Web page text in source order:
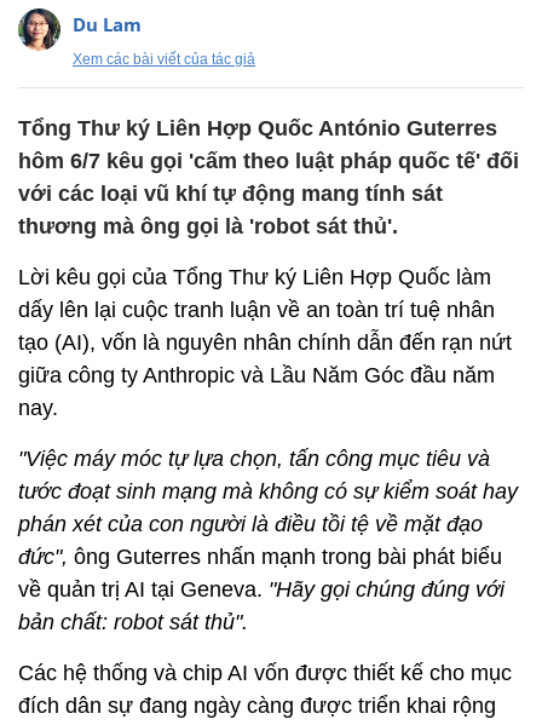
Du Lam
Xem các bài viết của tác giả
Tổng Thư ký Liên Hợp Quốc António Guterres
hôm 6/7 kêu gọi 'cấm theo luật pháp quốc tế' đối
với các loại vũ khí tự động mang tính sát
thương mà ông gọi là 'robot sát thủ'.
Lời kêu gọi của Tổng Thư ký Liên Hợp Quốc làm
dấy lên lại cuộc tranh luận về an toàn trí tuệ nhân
tạo (AI), vốn là nguyên nhân chính dẫn đến rạn nứt
giữa công ty Anthropic và Lầu Năm Góc đầu năm
nay.
"Việc máy móc tự lựa chọn, tấn công mục tiêu và
tước đoạt sinh mạng mà không có sự kiểm soát hay
phán xét của con người là điều tồi tệ về mặt đạo
đức", ông Guterres nhấn mạnh trong bài phát biểu
về quản trị AI tại Geneva. "Hãy gọi chúng đúng với
bản chất: robot sát thủ".
Các hệ thống và chip AI vốn được thiết kế cho mục
đích dân sự đang ngày càng được triển khai rộng